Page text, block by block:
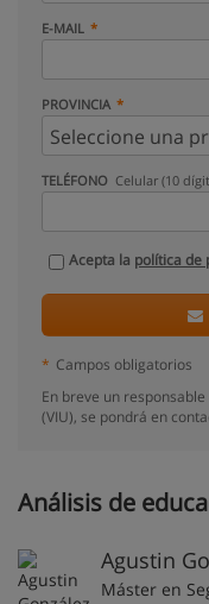
E-MAIL
PROVINCIA
TELÉFONO Celular (10
Acepta la política de
* Campos obligatorios
En breve un
(VIU), se pondrá en
Análisis de
Agustin
Máster en